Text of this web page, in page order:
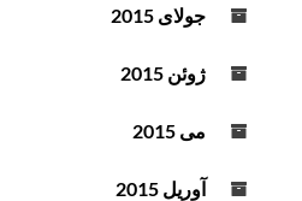
جولای 2015
ژوئن 2015
می 2015
آوریل 2015